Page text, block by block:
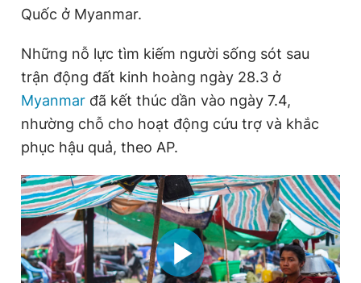
Quốc ở Myanmar.
Những nỗ lực tìm kiếm người sống sót sau
trận động đất kinh hoàng ngày 28.3 ở
Myanmar đã kết thúc dần vào ngày 7.4,
nhường chỗ cho hoạt động cứu trợ và khắc
phục hậu quả, theo AP.